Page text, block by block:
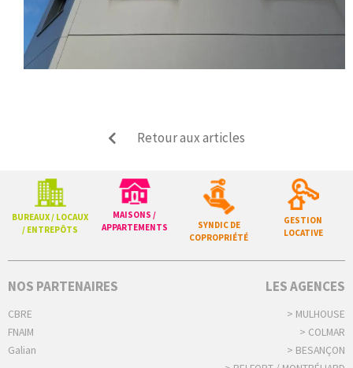
Retour aux articles
BUREAUX / LOCAUX
/ ENTREPÔTS
MAISONS /
APPARTEMENTS
SYNDIC DE
COPROPRIÉTÉ
GESTION
LOCATIVE
NOS PARTENAIRES
CBRE
FNAIM
Galian
LES AGENCES
> MULHOUSE
> COLMAR
> BESANÇON